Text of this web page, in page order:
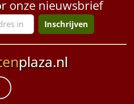
onze nieuwsbrief
Inschrijven
plaza.nl